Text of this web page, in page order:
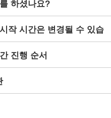
하셨나요?
작 시간은 변경될 수 있습
진행 순서